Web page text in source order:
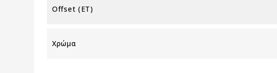
Offset (ET)
Χρώμα